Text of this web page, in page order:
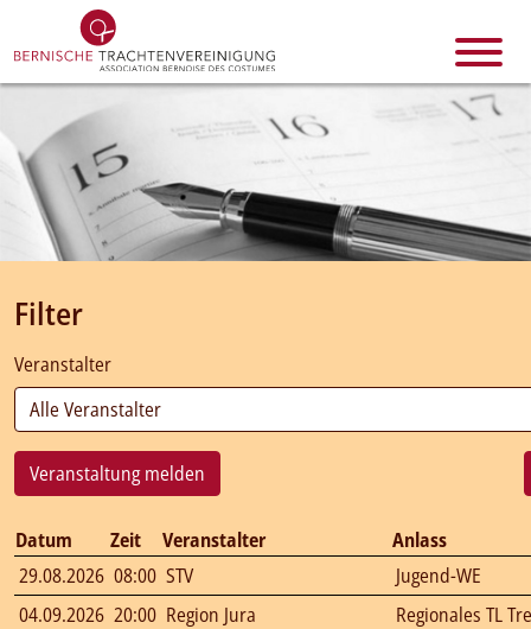
Filter
Veranstalter
Veranstaltung melden
Datum Zeit Veranstalter
Anlass
29.08.2026 08:00 STV
Jugend-WE
04.09.2026 20:00 Region Jura
Regionales TL